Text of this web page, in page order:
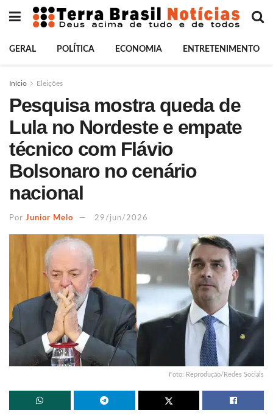
GERAL POLÍTICA ECONOMIA ENTRETENIMENTO
Início Eleições
Pesquisa mostra queda de
Lula no Nordeste e empate
técnico com Flávio
Bolsonaro no cenário
nacional
Por Junior Melo 29/jun/2026
Foto: Reprodução/Redes Sociais